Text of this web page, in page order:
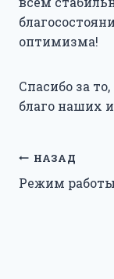
оптимизма!
Спасибо за
благо наших
по
НАЗАД
Режим работы